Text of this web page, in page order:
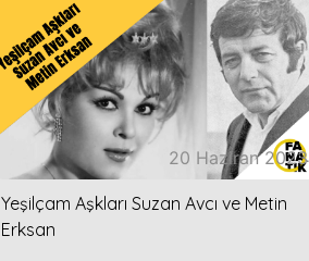
20 Haziran 2023
Yeşilçam Aşkları Suzan Avcı ve Metin
Erksan